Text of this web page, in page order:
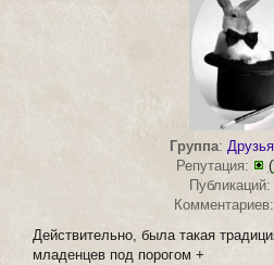
Группа:
Репутация:
(
Действительно, была такая
младенцев под порогом +